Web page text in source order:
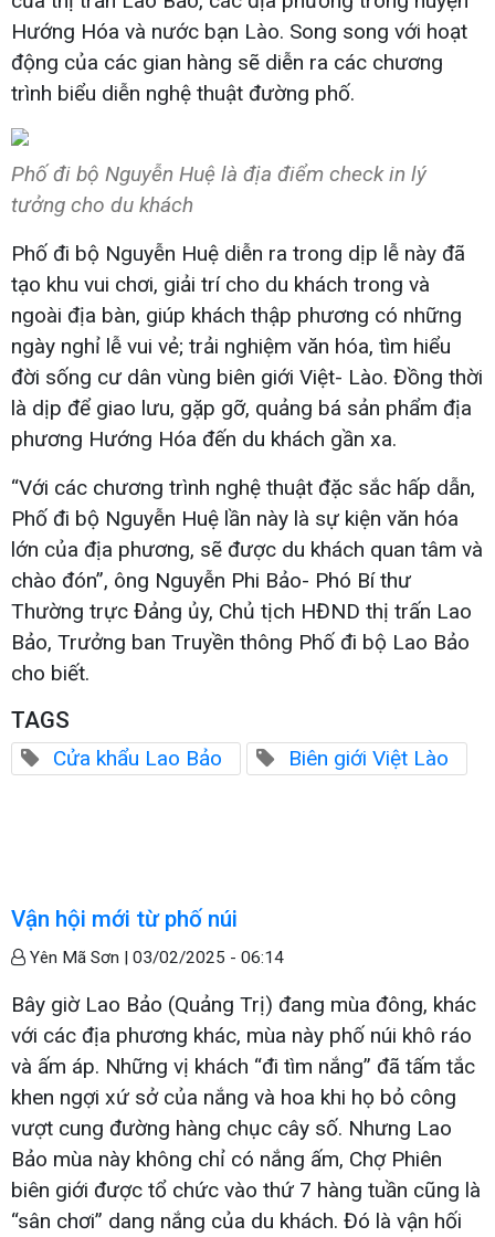
Hướng Hóa và nước bạn Lào. Song song với hoạt
động của các gian hàng sẽ diễn ra các chương
trình biểu diễn nghệ thuật đường phố.
Phố đi bộ Nguyễn Huệ là địa điểm check in lý
tưởng cho du khách
Phố đi bộ Nguyễn Huệ diễn ra trong dịp lễ này đã
tạo khu vui chơi, giải trí cho du khách trong và
ngoài địa bàn, giúp khách thập phương có những
ngày nghỉ lễ vui vẻ; trải nghiệm văn hóa, tìm hiểu
đời sống cư dân vùng biên giới Việt- Lào. Đồng thời
là dịp để giao lưu, gặp gỡ, quảng bá sản phẩm địa
phương Hướng Hóa đến du khách gần xa.
“Với các chương trình nghệ thuật đặc sắc hấp dẫn,
Phố đi bộ Nguyễn Huệ lần này là sự kiện văn hóa
lớn của địa phương, sẽ được du khách quan tâm và
chào đón”, ông Nguyễn Phi Bảo- Phó Bí thư
Thường trực Đảng ủy, Chủ tịch HĐND thị trấn Lao
Bảo, Trưởng ban Truyền thông Phố đi bộ Lao Bảo
cho biết.
TAGS
Cửa khẩu Lao Bảo Biên giới Việt Lào
Vận hội mới từ phố núi
Yên Mã Sơn | 03/02/2025 - 06:14
Bây giờ Lao Bảo (Quảng Trị) đang mùa đông, khác
với các địa phương khác, mùa này phố núi khô ráo
và ấm áp. Những vị khách “đi tìm nắng” đã tấm tắc
khen ngợi xứ sở của nắng và hoa khi họ bỏ công
vượt cung đường hàng chục cây số. Nhưng Lao
Bảo mùa này không chỉ có nắng ấm, Chợ Phiên
biên giới được tổ chức vào thứ 7 hàng tuần cũng là
“sân chơi” dang nắng của du khách. Đó là vận hối